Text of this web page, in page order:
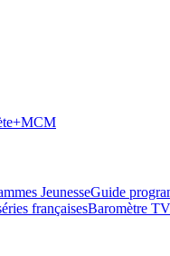
MCM
JeunesseGuide
françaisesBaromètre